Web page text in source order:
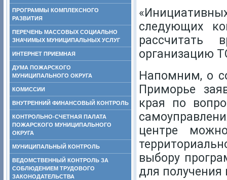
ПРОГРАММЫ КОМПЛЕКСНОГО
РАЗВИТИЯ
ПЕРЕЧЕНЬ МАССОВЫХ СОЦИАЛЬНО
ЗНАЧИМЫХ МУНИЦИПАЛЬНЫХ УСЛУГ
ИНТЕРНЕТ ПРИЕМНАЯ
ДУМА ПОЖАРСКОГО
МУНИЦИПАЛЬНОГО ОКРУГА
КОМИССИИ
ВНУТРЕННИЙ ФИНАНСОВЫЙ КОНТРОЛЬ
КОНТРОЛЬНО-СЧЕТНАЯ ПАЛАТА
ПОЖАРСКОГО МУНИЦИПАЛЬНОГО
ОКРУГА
МУНИЦИПАЛЬНЫЙ КОНТРОЛЬ
ВЕДОМСТВЕННЫЙ КОНТРОЛЬ ЗА
СОБЛЮДЕНИЕМ ТРУДОВОГО
ЗАКОНОДАТЕЛЬСТВА
следующих
организацию
Напомним, о
Приморье
края по
центре
выбору
для получения